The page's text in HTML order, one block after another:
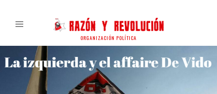
ORGANIZACIÓN POLÍTICA